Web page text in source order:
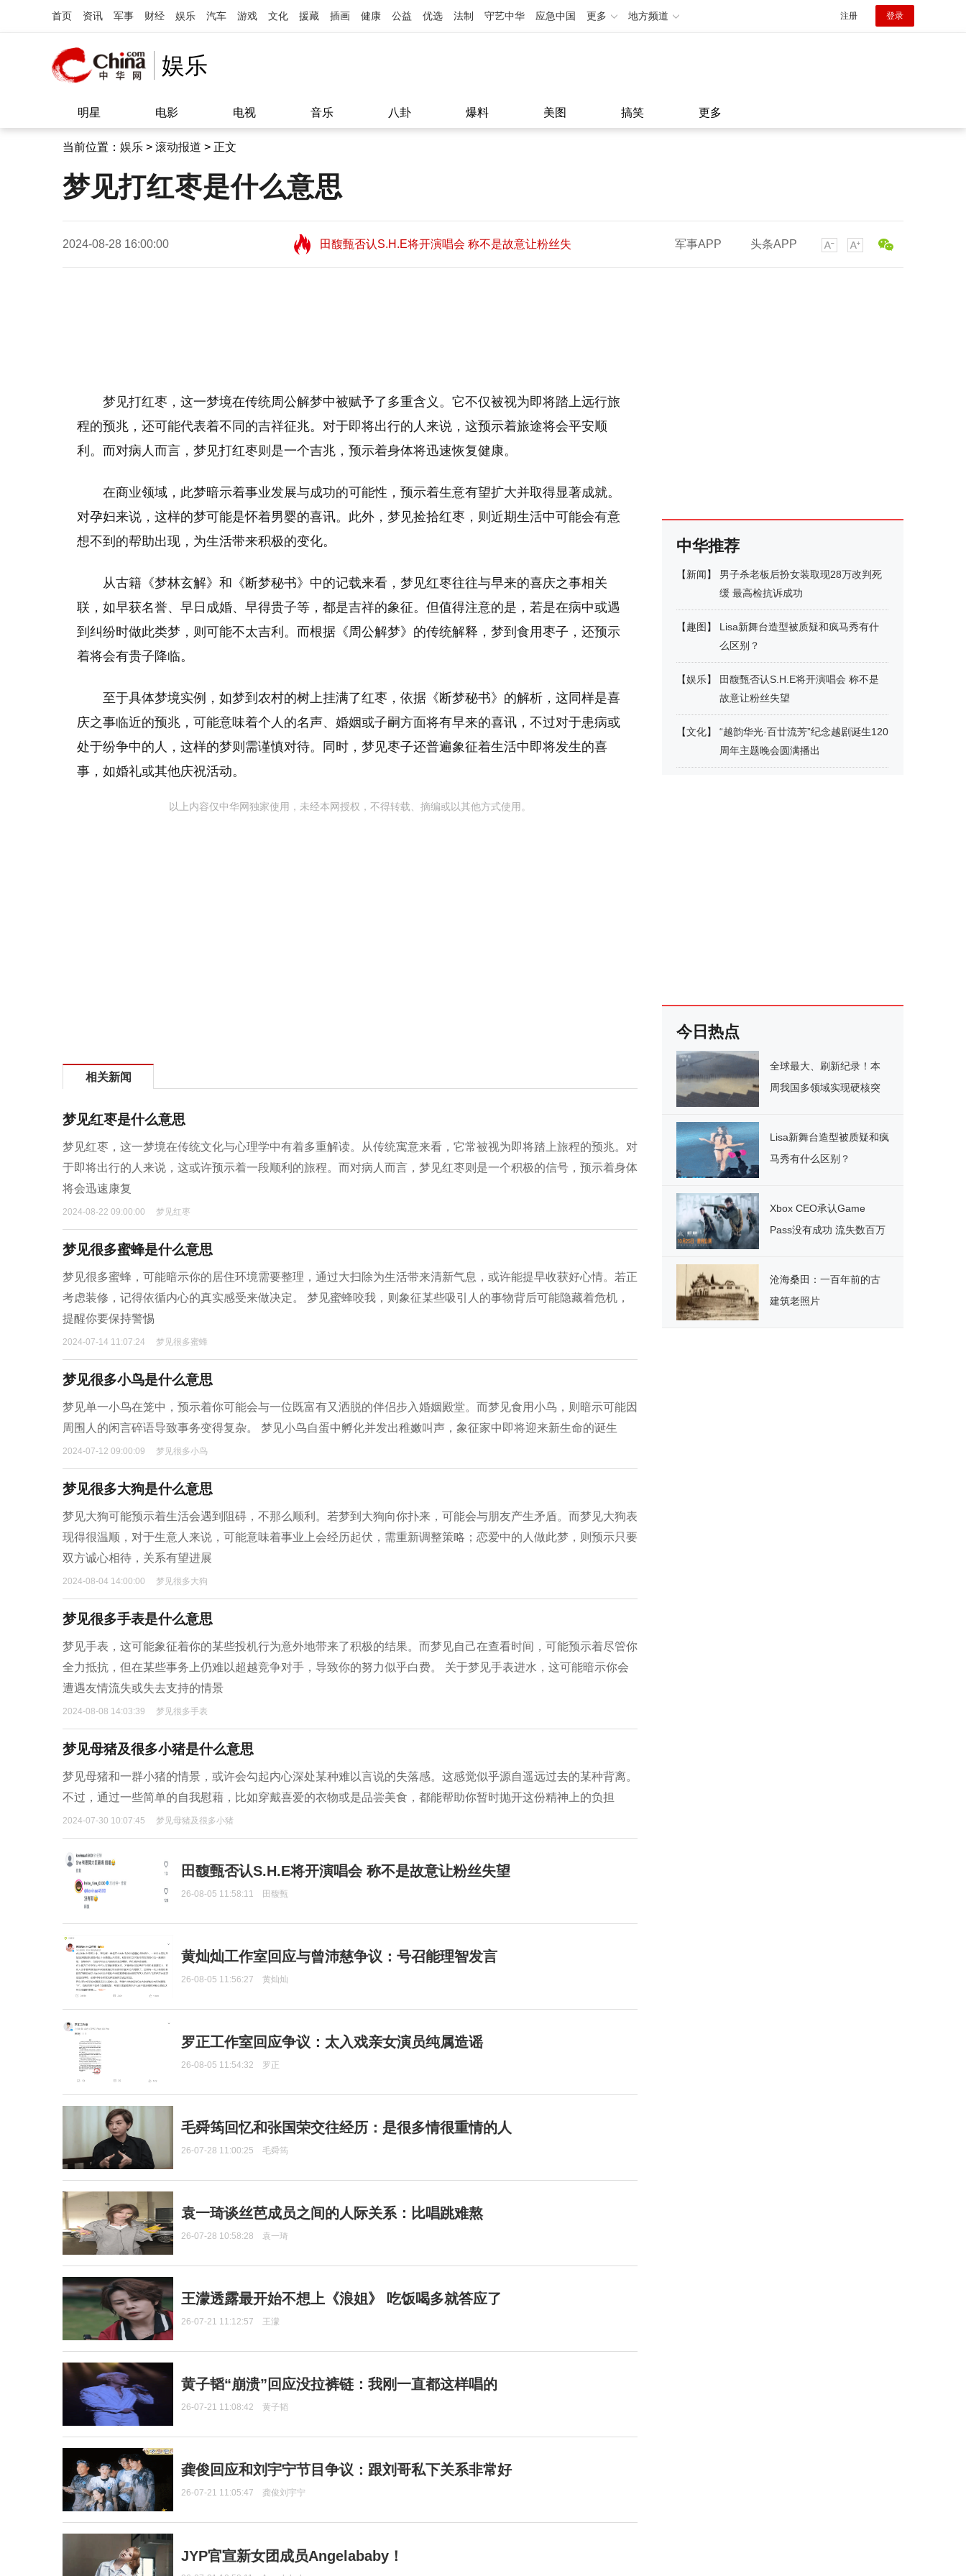
首页 资讯 军事 财经 娱乐 汽车 游戏 文化 援藏 插画 健康 公益 优选 法制 守艺中华 应急中国 更多 地方频道 注册 登录
娱乐
明星 电影 电视 音乐 八卦 爆料 美图 搞笑 更多
当前位置： 娱乐 > 滚动报道 > 正文
梦见打红枣是什么意思
2024-08-28 16:00:00
田馥甄否认S.H.E将开演唱会 称不是故意让粉丝失
望11:08
田馥甄否认S.H.E将开演唱会 称不是故意让粉丝失
军事APP 头条APP
梦见打红枣，这一梦境在传统周公解梦中被赋予了多重含义。它不仅被视为即将踏上远行旅
程的预兆，还可能代表着不同的吉祥征兆。对于即将出行的人来说，这预示着旅途将会平安顺
利。而对病人而言，梦见打红枣则是一个吉兆，预示着身体将迅速恢复健康。
在商业领域，此梦暗示着事业发展与成功的可能性，预示着生意有望扩大并取得显著成就。
对孕妇来说，这样的梦可能是怀着男婴的喜讯。此外，梦见捡拾红枣，则近期生活中可能会有意
想不到的帮助出现，为生活带来积极的变化。
从古籍《梦林玄解》和《断梦秘书》中的记载来看，梦见红枣往往与早来的喜庆之事相关
联，如早获名誉、早日成婚、早得贵子等，都是吉祥的象征。但值得注意的是，若是在病中或遇
到纠纷时做此类梦，则可能不太吉利。而根据《周公解梦》的传统解释，梦到食用枣子，还预示
着将会有贵子降临。
至于具体梦境实例，如梦到农村的树上挂满了红枣，依据《断梦秘书》的解析，这同样是喜
庆之事临近的预兆，可能意味着个人的名声、婚姻或子嗣方面将有早来的喜讯，不过对于患病或
处于纷争中的人，这样的梦则需谨慎对待。同时，梦见枣子还普遍象征着生活中即将发生的喜
事，如婚礼或其他庆祝活动。
以上内容仅中华网独家使用，未经本网授权，不得转载、摘编或以其他方式使用。
相关新闻
梦见红枣是什么意思
梦见红枣，这一梦境在传统文化与心理学中有着多重解读。从传统寓意来看，它常被视为即将踏上旅程的预兆。对
于即将出行的人来说，这或许预示着一段顺利的旅程。而对病人而言，梦见红枣则是一个积极的信号，预示着身体
将会迅速康复
2024-08-22 09:00:00 梦见红枣
梦见很多蜜蜂是什么意思
梦见很多蜜蜂，可能暗示你的居住环境需要整理，通过大扫除为生活带来清新气息，或许能提早收获好心情。若正
考虑装修，记得依循内心的真实感受来做决定。 梦见蜜蜂咬我，则象征某些吸引人的事物背后可能隐藏着危机，
提醒你要保持警惕
2024-07-14 11:07:24 梦见很多蜜蜂
梦见很多小鸟是什么意思
梦见单一小鸟在笼中，预示着你可能会与一位既富有又洒脱的伴侣步入婚姻殿堂。而梦见食用小鸟，则暗示可能因
周围人的闲言碎语导致事务变得复杂。 梦见小鸟自蛋中孵化并发出稚嫩叫声，象征家中即将迎来新生命的诞生
2024-07-12 09:00:09 梦见很多小鸟
梦见很多大狗是什么意思
梦见大狗可能预示着生活会遇到阻碍，不那么顺利。若梦到大狗向你扑来，可能会与朋友产生矛盾。而梦见大狗表
现得很温顺，对于生意人来说，可能意味着事业上会经历起伏，需重新调整策略；恋爱中的人做此梦，则预示只要
双方诚心相待，关系有望进展
2024-08-04 14:00:00 梦见很多大狗
梦见很多手表是什么意思
梦见手表，这可能象征着你的某些投机行为意外地带来了积极的结果。而梦见自己在查看时间，可能预示着尽管你
全力抵抗，但在某些事务上仍难以超越竞争对手，导致你的努力似乎白费。 关于梦见手表进水，这可能暗示你会
遭遇友情流失或失去支持的情景
2024-08-08 14:03:39 梦见很多手表
梦见母猪及很多小猪是什么意思
梦见母猪和一群小猪的情景，或许会勾起内心深处某种难以言说的失落感。这感觉似乎源自遥远过去的某种背离。
不过，通过一些简单的自我慰藉，比如穿戴喜爱的衣物或是品尝美食，都能帮助你暂时抛开这份精神上的负担
2024-07-30 10:07:45 梦见母猪及很多小猪
田馥甄否认S.H.E将开演唱会 称不是故意让粉丝失望
26-08-05 11:58:11 田馥甄
黄灿灿工作室回应与曾沛慈争议：号召能理智发言
26-08-05 11:56:27 黄灿灿
罗正工作室回应争议：太入戏亲女演员纯属造谣
26-08-05 11:54:32 罗正
毛舜筠回忆和张国荣交往经历：是很多情很重情的人
26-07-28 11:00:25 毛舜筠
袁一琦谈丝芭成员之间的人际关系：比唱跳难熬
26-07-28 10:58:28 袁一琦
王濛透露最开始不想上《浪姐》 吃饭喝多就答应了
26-07-21 11:12:57 王濛
黄子韬“崩溃”回应没拉裤链：我刚一直都这样唱的
26-07-21 11:08:42 黄子韬
龚俊回应和刘宇宁节目争议：跟刘哥私下关系非常好
26-07-21 11:05:47 龚俊刘宇宁
JYP官宣新女团成员Angelababy！
中华推荐
【新闻】
男子杀老板后扮女装取现28万改判死
缓 最高检抗诉成功
【趣图 】
Lisa新舞台造型被质疑和疯马秀有什
么区别？
【娱乐】
田馥甄否认S.H.E将开演唱会 称不是
故意让粉丝失望
【文化】
“越韵华光·百廿流芳”纪念越剧诞生120
周年主题晚会圆满播出
今日热点
全球最大、刷新纪录！本
周我国多领域实现硬核突
Lisa新舞台造型被质疑和疯
马秀有什么区别？
Xbox CEO承认Game
Pass没有成功 流失数百万
沧海桑田：一百年前的古
建筑老照片